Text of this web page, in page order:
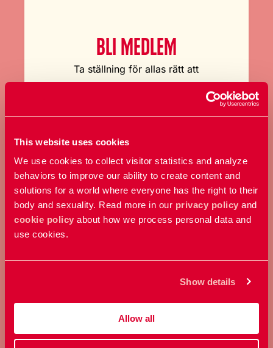
This website uses cookies
We use cookies to collect visitor statistics and analyze
behaviors to improve our ability to create content and
solutions for a world where everyone has the right to their
body and sexuality. Read more in our privacy policy and
cookie policy about how we process personal data and
use cookies.
Show details
Allow all
BLI MEDLEM
Ta ställning för allas rätt att
Bli medlem
stöd vårt arbete här och nu.